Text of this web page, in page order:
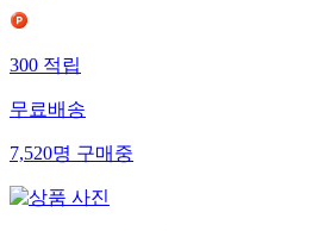
300적립
무료배송
7,520명구매중